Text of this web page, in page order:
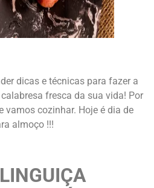
dicas e técnicas para fazer a
calabresa fresca da sua vida! Por
vamos cozinhar. Hoje é dia de
almoço !!!